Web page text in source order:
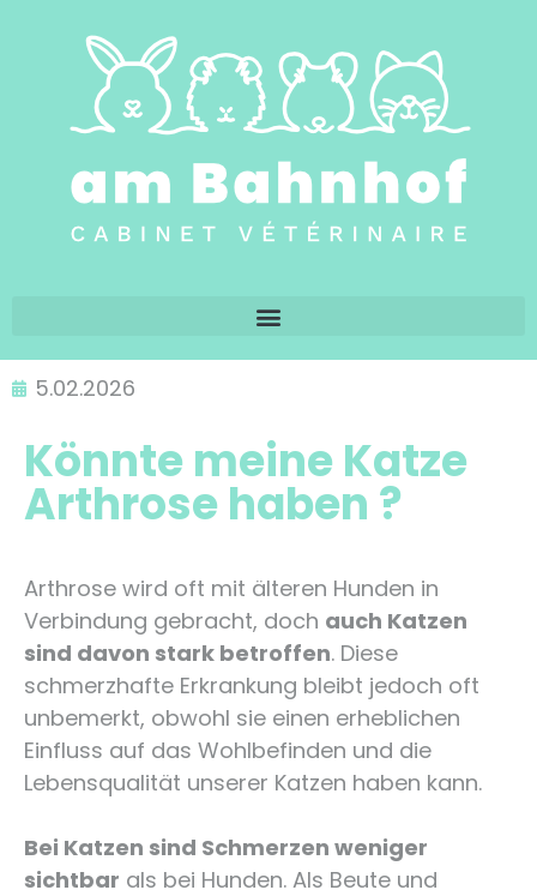
5.02.2026
Könnte meine Katze
Arthrose haben ?
Arthrose wird oft mit älteren Hunden in
Verbindung gebracht, doch auch Katzen
sind davon stark betroffen. Diese
schmerzhafte Erkrankung bleibt jedoch oft
unbemerkt, obwohl sie einen erheblichen
Einfluss auf das Wohlbefinden und die
Lebensqualität unserer Katzen haben kann.
Bei Katzen sind Schmerzen weniger
sichtbar als bei Hunden. Als Beute und